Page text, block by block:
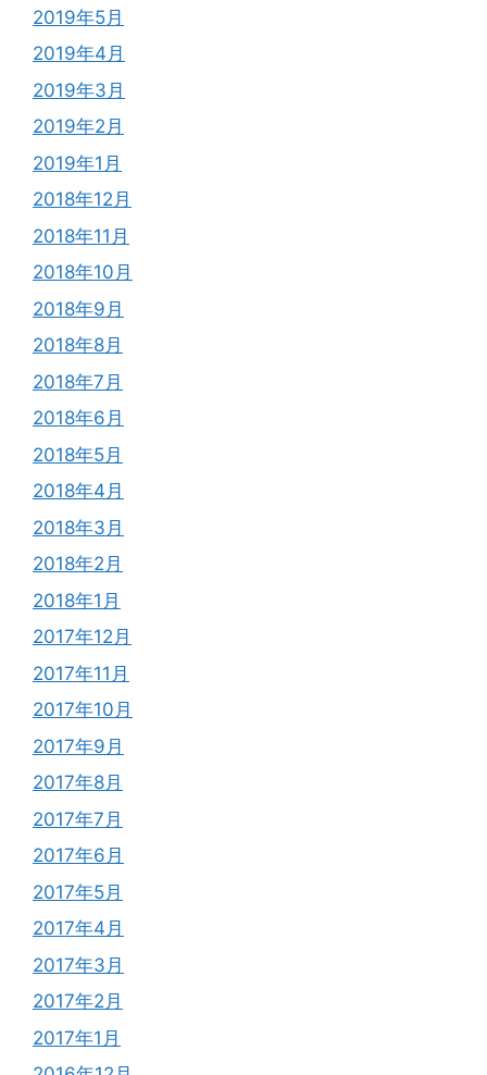
2019年5月
2019年4月
2019年3月
2019年2月
2019年1月
2018年12月
2018年11月
2018年10月
2018年9月
2018年8月
2018年7月
2018年6月
2018年5月
2018年4月
2018年3月
2018年2月
2018年1月
2017年12月
2017年11月
2017年10月
2017年9月
2017年8月
2017年7月
2017年6月
2017年5月
2017年4月
2017年3月
2017年2月
2017年1月